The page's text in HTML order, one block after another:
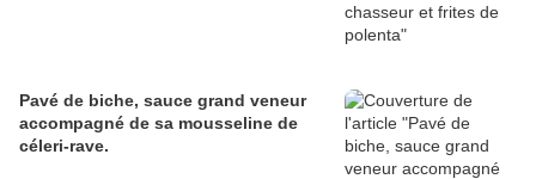
Pavé de biche, sauce grand veneur
accompagné de sa mousseline de
céleri-rave.